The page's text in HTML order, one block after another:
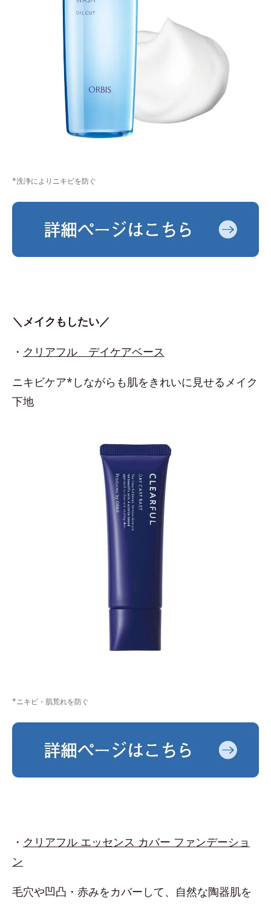
*洗浄によりニキビを防ぐ
＼メイクもしたい／
・ クリアフル デイケアベース
ニキビケア*しながらも肌をきれいに見せるメイク
下地
*ニキビ・肌荒れを防ぐ
・ クリアフル エッセンス カバー ファンデーショ
ン
毛穴や凹凸・赤みをカバーして、自然な陶器肌を